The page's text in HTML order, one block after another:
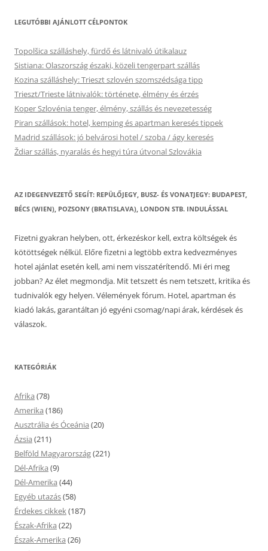
LEGUTÓBBI AJÁNLOTT CÉLPONTOK
Topolšica szálláshely, fürdő és látnivaló útikalauz
Sistiana: Olaszország északi, közeli tengerpart szállás
Kozina szálláshely: Trieszt szlovén szomszédsága tipp
Trieszt/Trieste látnivalók: története, élmény és érzés
Koper Szlovénia tenger, élmény, szállás és nevezetesség
Piran szállások: hotel, kemping és apartman keresés tippek
Madrid szállások: jó belvárosi hotel / szoba / ágy keresés
Ždiar szállás, nyaralás és hegyi túra útvonal Szlovákia
AZ IDEGENVEZETŐ SEGÍT: REPÜLŐJEGY, BUSZ- ÉS VONATJEGY: BUDAPEST,
BÉCS (WIEN), POZSONY (BRATISLAVA), LONDON STB. INDULÁSSAL
Fizetni gyakran helyben, ott, érkezéskor kell, extra költségek és
kötöttségek nélkül. Előre fizetni a legtöbb extra kedvezményes
hotel ajánlat esetén kell, ami nem visszatérítendő. Mi éri meg
jobban? Az élet megmondja. Mit tetszett és nem tetszett, kritika és
tudnivalók egy helyen. Vélemények fórum. Hotel, apartman és
kiadó lakás, garantáltan jó egyéni csomag/napi árak, kérdések és
válaszok.
KATEGÓRIÁK
Afrika (78)
Amerika (186)
Ausztrália és Óceánia (20)
Ázsia (211)
Belföld Magyarország(221)
Dél-Afrika (9)
Dél-Amerika (44)
Egyéb utazás(58)
Érdekes cikkek(187)
Észak-Afrika (22)
Észak-Amerika (26)